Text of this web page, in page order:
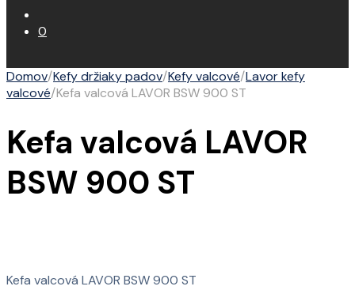
0
Domov/Kefy držiaky padov/Kefy valcové/Lavor kefy
valcové/Kefa valcová LAVOR BSW 900 ST
Kefa valcová LAVOR
BSW 900 ST
Kefa valcová LAVOR BSW 900 ST